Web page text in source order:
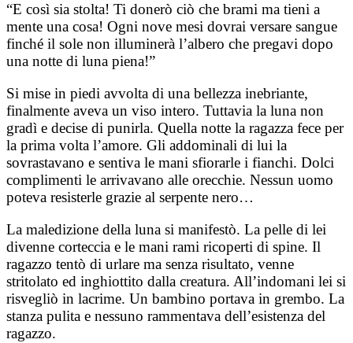
“E così sia stolta! Ti donerò ciò che brami ma tieni a
mente una cosa! Ogni nove mesi dovrai versare sangue
finché il sole non illuminerà l’albero che pregavi dopo
una notte di luna piena!”
Si mise in piedi avvolta di una bellezza inebriante,
finalmente aveva un viso intero. Tuttavia la luna non
gradì e decise di punirla. Quella notte la ragazza fece per
la prima volta l’amore. Gli addominali di lui la
sovrastavano e sentiva le mani sfiorarle i fianchi. Dolci
complimenti le arrivavano alle orecchie. Nessun uomo
poteva resisterle grazie al serpente nero…
La maledizione della luna si manifestò. La pelle di lei
divenne corteccia e le mani rami ricoperti di spine. Il
ragazzo tentò di urlare ma senza risultato, venne
stritolato ed inghiottito dalla creatura. All’indomani lei si
risvegliò in lacrime. Un bambino portava in grembo. La
stanza pulita e nessuno rammentava dell’esistenza del
ragazzo.